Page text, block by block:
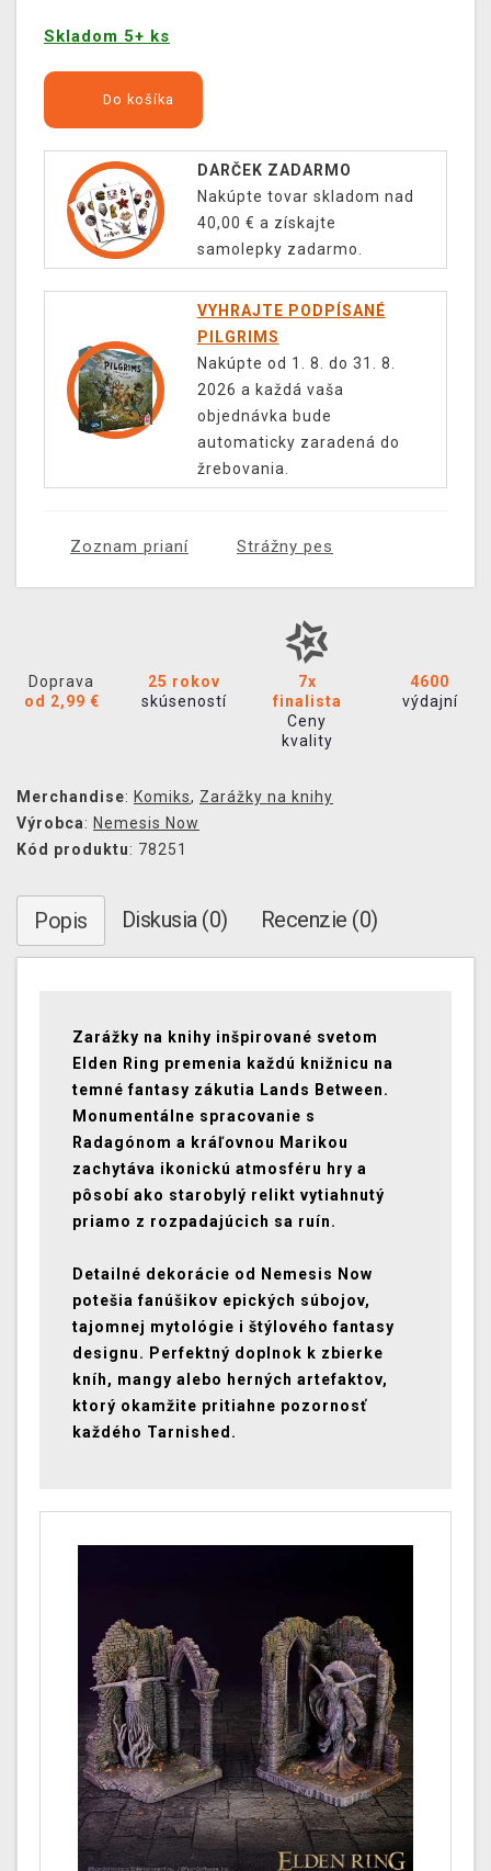
Skladom 5+ ks
Do košíka
DARČEK ZADARMO
Nakúpte tovar skladom nad
40,00 € a získajte
samolepky zadarmo.
VYHRAJTE PODPÍSANÉ
PILGRIMS
Nakúpte od 1. 8. do 31. 8.
2026 a každá vaša
objednávka bude
automaticky zaradená do
žrebovania.
Zoznam prianí Strážny pes
Doprava
od 2,99 €
25 rokov
skúseností
7x
finalista
Ceny
kvality
4600
výdajní
Merchandise: Komiks, Zarážky na knihy
Výrobca: Nemesis Now
Kód produktu: 78251
Popis Diskusia (0) Recenzie (0)
Zarážky na knihy inšpirované svetom
Elden Ring premenia každú knižnicu na
temné fantasy zákutia Lands Between.
Monumentálne spracovanie s
Radagónom a kráľovnou Marikou
zachytáva ikonickú atmosféru hry a
pôsobí ako starobylý relikt vytiahnutý
priamo z rozpadajúcich sa ruín.
Detailné dekorácie od Nemesis Now
potešia fanúšikov epických súbojov,
tajomnej mytológie i štýlového fantasy
designu. Perfektný doplnok k zbierke
kníh, mangy alebo herných artefaktov,
ktorý okamžite pritiahne pozornosť
každého Tarnished.